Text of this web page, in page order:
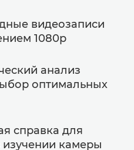
видеозаписи
1080p
анализ
оптимальных
справка для
камеры